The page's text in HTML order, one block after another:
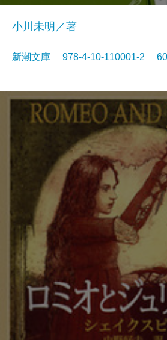
小川未明／著
新潮文庫 978-4-10-110001-2